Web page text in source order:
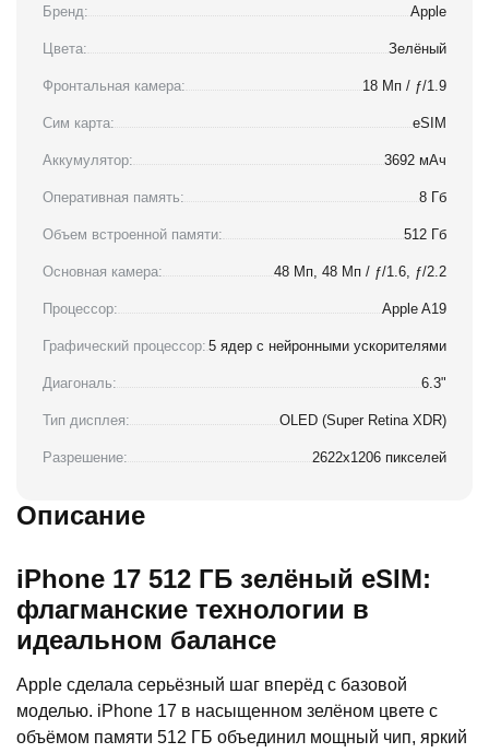
Бренд: Apple
Цвета: Зелёный
Фронтальная камера: 18 Мп / ƒ/1.9
Сим карта: eSIM
Аккумулятор: 3692 мАч
Оперативная память: 8 Гб
Объем встроенной памяти: 512 Гб
Основная камера: 48 Мп, 48 Мп / ƒ/1.6, ƒ/2.2
Процессор: Apple A19
Графический процессор: 5 ядер с нейронными ускорителями
Диагональ: 6.3"
Тип дисплея: OLED (Super Retina XDR)
Разрешение: 2622x1206 пикселей
Описание
iPhone 17 512 ГБ зелёный eSIM:
флагманские технологии в
идеальном балансе
Apple сделала серьёзный шаг вперёд с базовой
моделью. iPhone 17 в насыщенном зелёном цвете с
объёмом памяти 512 ГБ объединил мощный чип, яркий